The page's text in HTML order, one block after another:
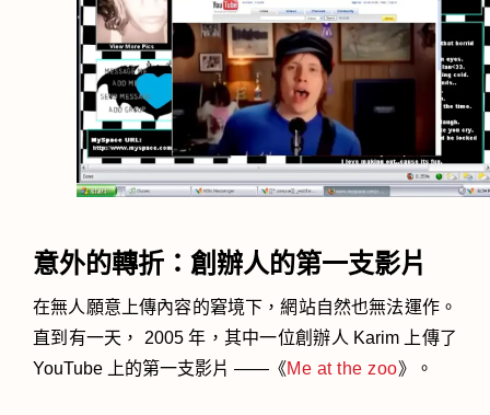
意外的轉折：創辦人的第一支影片
在無人願意上傳內容的窘境下，網站自然也無法運作。
直到有一天， 2005 年，其中一位創辦人 Karim 上傳了
YouTube 上的第一支影片 ——《Me at the zoo》。